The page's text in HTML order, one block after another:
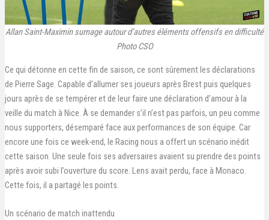
Allan Saint-Maximin surnage autour d’autres éléments offensifs en difficulté
Photo CSO
Ce qui détonne en cette fin de saison, ce sont sûrement les déclarations
de Pierre Sage. Capable d’allumer ses joueurs après Brest puis quelques
jours après de se tempérer et de leur faire une déclaration d’amour à la
veille du match à Nice. À se demander s’il n’est pas parfois, un peu comme
nous supporters, désemparé face aux performances de son équipe. Car
encore une fois ce week-end, le Racing nous a offert un scénario inédit
cette saison. Une seule fois ses adversaires avaient su prendre des points
après avoir subi l’ouverture du score. Lens avait perdu, face à Monaco.
Cette fois, il a partagé les points.
Un scénario de match inattendu